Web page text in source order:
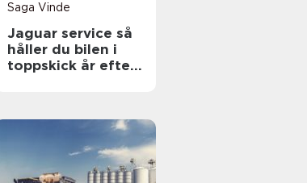
Saga Vinde
Jaguar service så
håller du bilen i
toppskick år efter